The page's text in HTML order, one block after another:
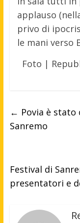
applauso
privo di
le mani verso
Foto |
← Povia è
Sanremo
Festival di
presentatori e